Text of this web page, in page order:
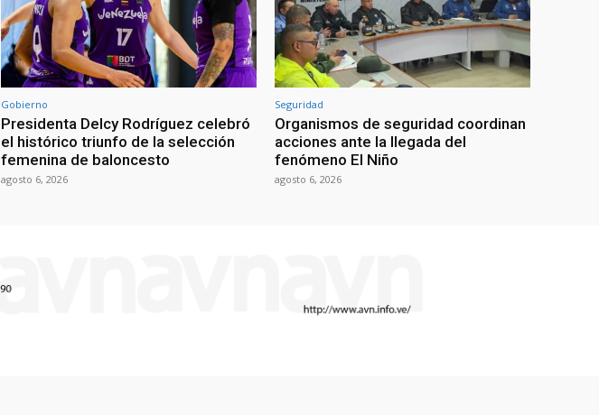
Gobierno
Presidenta Delcy Rodríguez celebró
el histórico triunfo de la selección
femenina de baloncesto
agosto 6, 2026
Seguridad
Organismos de seguridad coordinan
acciones ante la llegada del
fenómeno El Niño
agosto 6, 2026